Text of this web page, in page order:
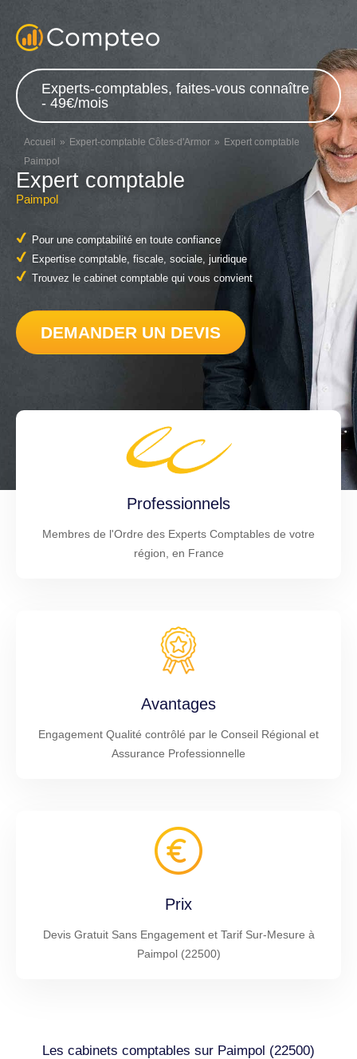
Experts-comptables, faites-vous connaître
- 49€/mois
Accueil Expert-comptable Côtes-d'Armor
Expert comptable
Paimpol
Expert comptable
Paimpol
Pour une comptabilité en toute confiance
Expertise comptable, fiscale, sociale, juridique
Trouvez le cabinet comptable qui vous convient
DEMANDER UN DEVIS
Professionnels
Membres de l'Ordre des Experts Comptables de votre
région, en France
Avantages
Engagement Qualité contrôlé par le Conseil Régional et
Assurance Professionnelle
Prix
Devis Gratuit Sans Engagement et Tarif Sur-Mesure à
Paimpol (22500)
Les cabinets comptables sur Paimpol (22500)